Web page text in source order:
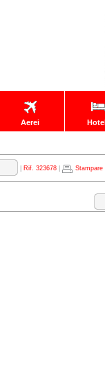
Aerei
Rif. 323678| Stampare